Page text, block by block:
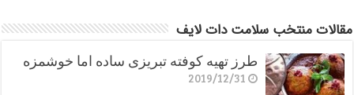
مقالات منتخب سلامت دات لایف
طرز تهیه کوفته تبریزی ساده اما خوشمزه
2019/12/31